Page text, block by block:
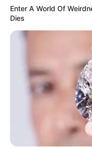
ดูลายมือ คนได้คู่ดีแต่มีตำห
Enter A World Of
Dies